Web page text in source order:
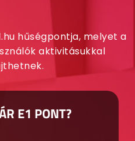
hűségpontja, melyet a
aktivitásukkal
E1 PONT?